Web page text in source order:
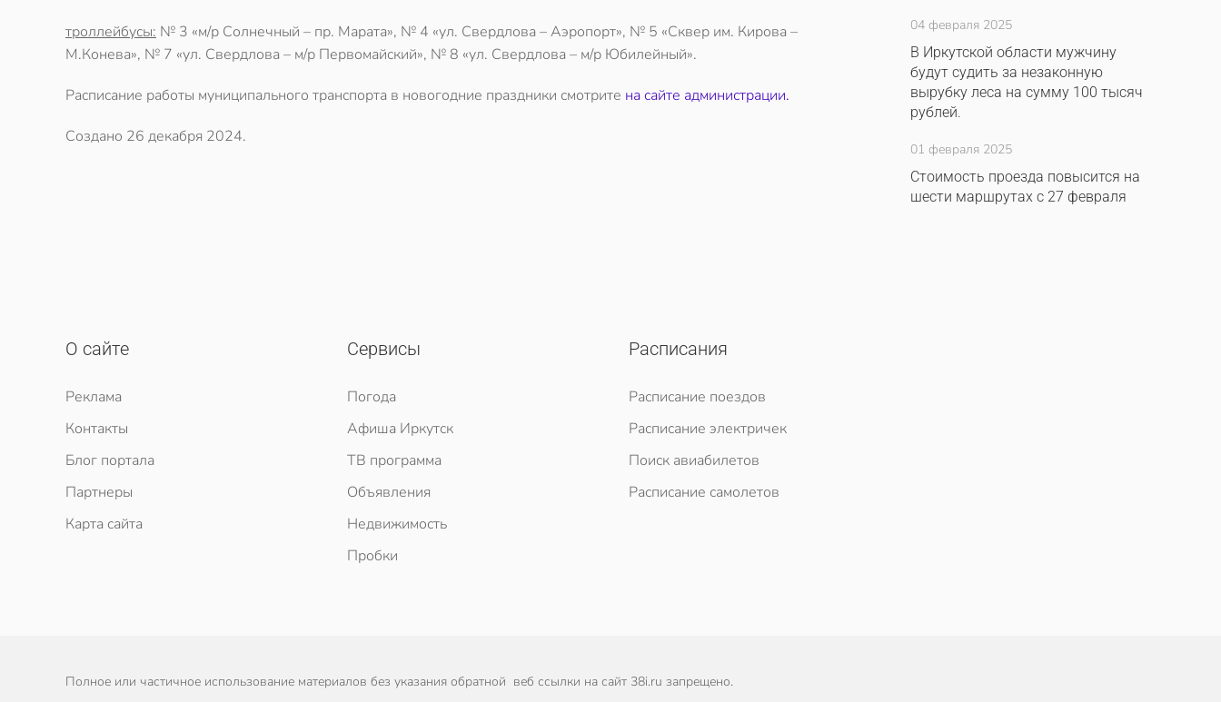
троллейбусы: № 3 «м/р Солнечный – пр. Марата», № 4 «ул. Свердлова – Аэропорт», № 5 «Сквер им. Кирова –
М.Конева», № 7 «ул. Свердлова – м/р Первомайский», № 8 «ул. Свердлова – м/р Юбилейный».
Расписание работы муниципального транспорта в новогодние праздники смотрите на сайте администрации.
Создано 26 декабря 2024.
04 февраля 2025
В Иркутской области мужчину
будут судить за незаконную
вырубку леса на сумму 100 тысяч
рублей.
01 февраля 2025
Стоимость проезда повысится на
шести маршрутах с 27 февраля
О сайте
Реклама
Контакты
Блог портала
Партнеры
Карта сайта
Сервисы
Погода
Афиша Иркутск
ТВ программа
Объявления
Недвижимость
Пробки
Расписания
Расписание поездов
Расписание электричек
Поиск авиабилетов
Расписание самолетов
Полное или частичное использование материалов без указания обратной веб ссылки на сайт 38i.ru запрещено.